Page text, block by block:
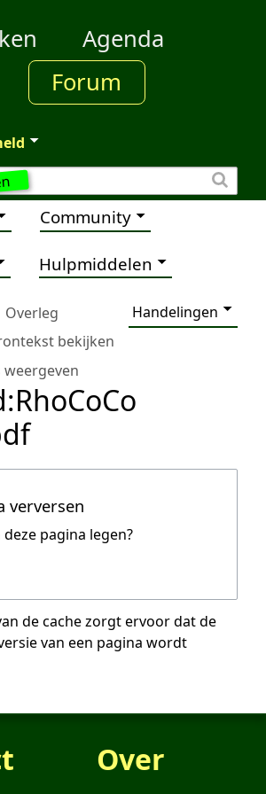
Agenda
Forum
Community
Hulpmiddelen
Overleg
Handelingen
bekijken
weergeven
verversen
deze pagina legen?
de cache zorgt ervoor dat de
van een pagina wordt
Over